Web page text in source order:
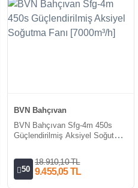
BVN Bahçıvan
BVN Bahçıvan Sfg-4m 450s
Güçlendirilmiş Aksiyel Soğutma
50
18.910,10 TL
9.455,05 TL